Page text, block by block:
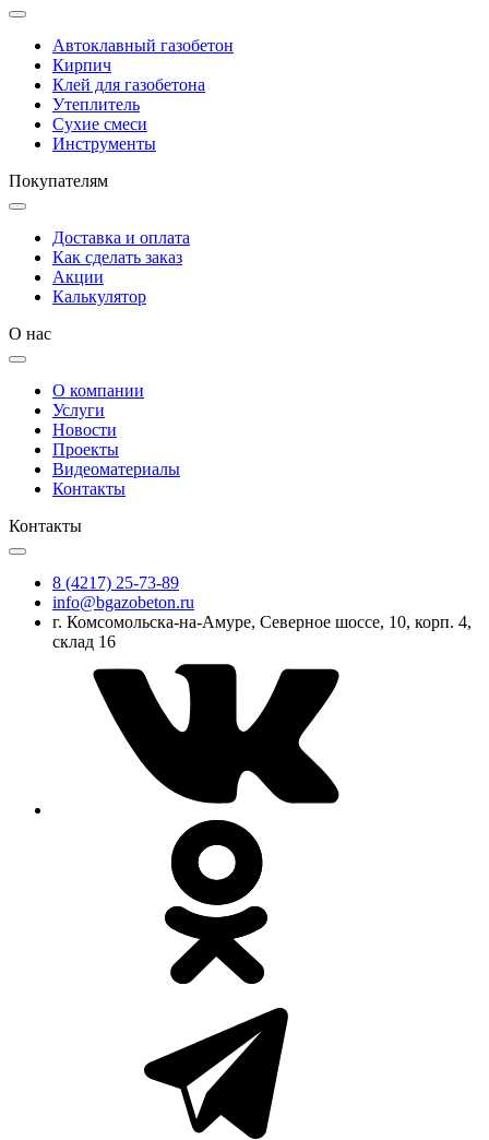
Автоклавный газобетон
Кирпич
Клей для газобетона
Утеплитель
Сухие смеси
Инструменты
Покупателям
Доставка и оплата
Как сделать заказ
Акции
Калькулятор
О нас
О компании
Услуги
Новости
Проекты
Видеоматериалы
Контакты
Контакты
8 (4217) 25-73-89
info@bgazobeton.ru
г. Комсомольска-на-Амуре, Северное шоссе, 10, корп. 4,
склад 16